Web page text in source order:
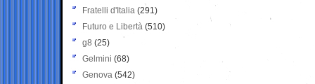
Fratelli d'Italia (291)
Futuro e Libertà (510)
g8 (25)
Gelmini (68)
Genova (542)